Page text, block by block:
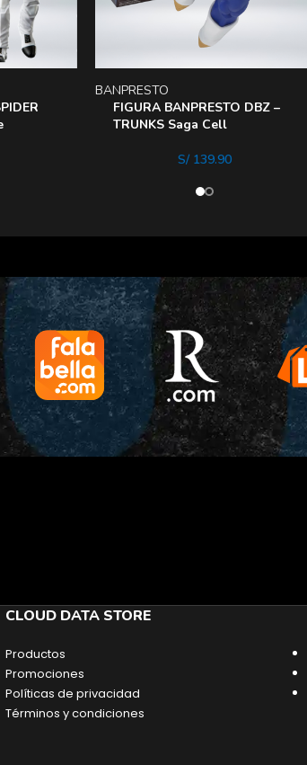
FIGURA BANPRESTO DBZ –
TRUNKS Saga Cell
BANPRESTO
S/139.90
CLOUD DATA STORE
Productos
Promociones
Políticas de privacidad
Términos y condiciones